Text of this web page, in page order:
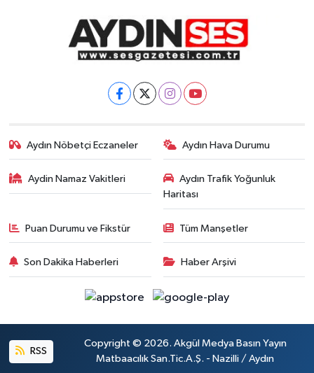
Aydın Nöbetçi Eczaneler Aydın Hava Durumu
Aydin Namaz Vakitleri
Aydın Trafik Yoğunluk
Haritası
Puan Durumu ve Fikstür Tüm Manşetler
Son Dakika Haberleri Haber Arşivi
RSS
Copyright © 2026. Akgül Medya Basın Yayın
Matbaacılık San.Tic.A.Ş. - Nazilli / Aydın